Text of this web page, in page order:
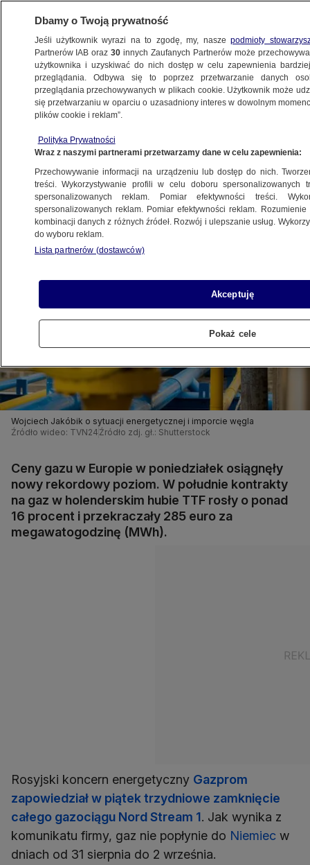
BIZNES
RYNKI
Gazpromu
22.08.2022, 10:39
Udostępnij
Wojciech Jakóbik o sytuacji energetycznej i imporcie węgla
Źródło wideo: TVN24 Źródło zdj. gł.: Shutterstock
Ceny gazu w Europie w poniedziałek osiągnęły
nowy rekordowy poziom. W południe kontrakty
na gaz w holenderskim hubie TTF rosły o ponad
16 procent i przekraczały 285 euro za
megawatogodzinę (MWh).
Rosyjski koncern energetyczny Gazprom
zapowiedział w piątek trzydniowe zamknięcie
całego gazociągu Nord Stream 1. Jak wynika z
komunikatu firmy, gaz nie popłynie do Niemiec w
dniach od 31 sierpnia do 2 września.
Dbamy o Twoją prywatność
Jeśli użytkownik wyrazi na to zgodę, my, naszepodmioty
Partnerów IAB oraz30 innych Zaufanych Partnerów może
użytkownika i uzyskiwać do nich dostęp w celu zapewnienia
przeglądania. Odbywa się to poprzez przetwarzanie danych
przeglądania przechowywanych w plikach cookie. Użytkownik może
się przetwarzaniu w oparciu o uzasadniony interes w dowolnym
plików cookie i reklam”.
Polityka Prywatności
Wraz z naszymi partnerami przetwarzamy dane w celu zapewnienia:
Przechowywanie informacji na urządzeniu lub dostęp do nich.
treści. Wykorzystywanie profili w celu doboru spersonalizowanych
spersonalizowanych reklam. Pomiar efektywności treści.
spersonalizowanych reklam. Pomiar efektywności reklam.
kombinacji danych z różnych źródeł. Rozwój i ulepszanie usług.
do wyboru reklam.
Lista partnerów (dostawców)
Akceptuję
Pokaż cele